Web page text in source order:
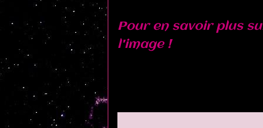
Pour en savoir plus
l'image !